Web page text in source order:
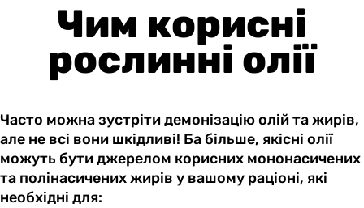
Чим корисні
рослинні олії
Часто можна зустріти демонізацію олій та жирів,
але не всі вони шкідливі! Ба більше, якісні олії
можуть бути джерелом корисних мононасичених
та полінасичених жирів у вашому раціоні, які
необхідні для: